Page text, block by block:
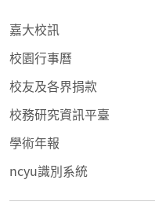
嘉大校訊
校園行事曆
校友及各界捐款
校務研究資訊平臺
學術年報
ncyu識別系統